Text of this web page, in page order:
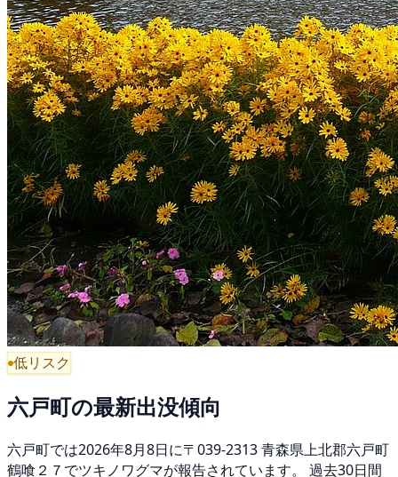
低リスク
六戸町の最新出没傾向
六戸町では2026年8月8日に〒039-2313 青森県上北郡六戸町
鶴喰２７でツキノワグマが報告されています。 過去30日間